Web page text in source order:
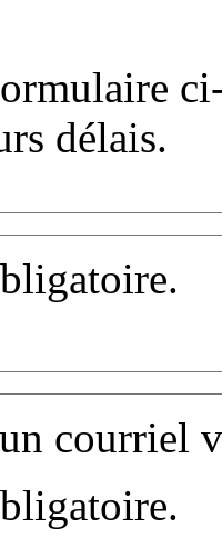
délais.
courriel